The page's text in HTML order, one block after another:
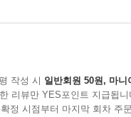
, 활동지원서비스 투쟁,
그 장애인이 데모까지
길어 올리다: 활동지원서
작성 시 일반회원 50원, 마니
리뷰만 YES포인트 지급됩니
정 시점부터 마지막 회차 주